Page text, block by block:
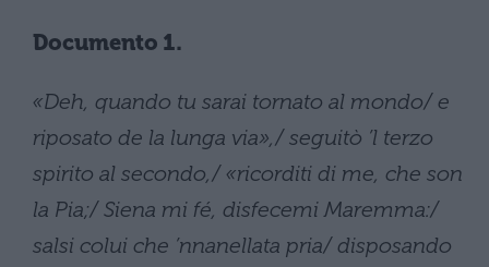
Documento 1.
«Deh, quando tu sarai tornato al mondo/ e
riposato de la lunga via»,/ seguitò ’l terzo
spirito al secondo,/ «ricorditi di me, che son
la Pia;/ Siena mi fé, disfecemi Maremma:/
salsi colui che ’nnanellata pria/ disposando